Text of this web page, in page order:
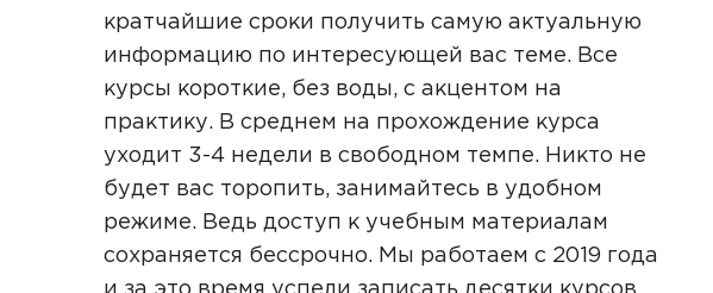
кратчайшие сроки получить самую актуальную
информацию по интересующей вас теме. Все
курсы короткие, без воды, с акцентом на
практику. В среднем на прохождение курса
уходит 3-4 недели в свободном темпе. Никто не
будет вас торопить, занимайтесь в удобном
режиме. Ведь доступ к учебным материалам
сохраняется бессрочно. Мы работаем с 2019 года